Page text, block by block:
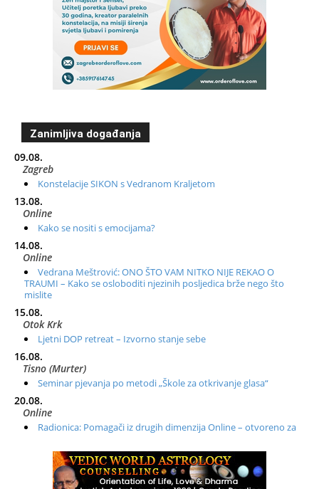
Zanimljiva događanja
09.08.
Zagreb
Konstelacije SIKON s Vedranom Kraljetom
13.08.
Online
Kako se nositi s emocijama?
14.08.
Online
Vedrana Meštrović: ONO ŠTO VAM NITKO NIJE REKAO O
TRAUMI – Kako se osloboditi njezinih posljedica brže nego što
mislite
15.08.
Otok Krk
Ljetni DOP retreat – Izvorno stanje sebe
16.08.
Tisno (Murter)
Seminar pjevanja po metodi „Škole za otkrivanje glasa“
20.08.
Online
Radionica: Pomagači iz drugih dimenzija Online – otvoreno za
Zagreb+Online
Osnovni ThetaHealing® tečaj, Zagreb i Online